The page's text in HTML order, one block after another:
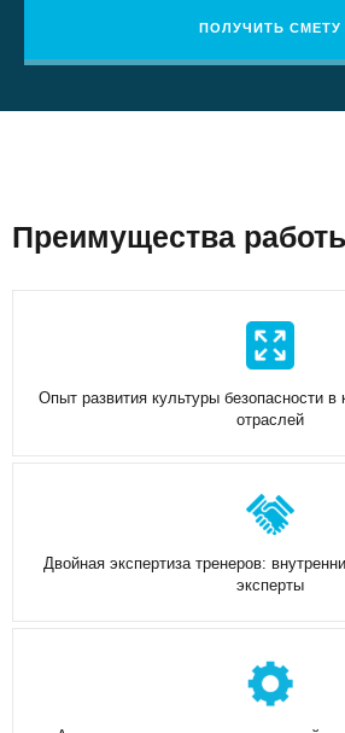
Мотивация в безопасности, плюсы
Роль руководителей и службы ОТ в
ПОЛУЧИТЬ СМЕТУ
Преимущества
Опыт развития культуры безопасности в
отраслей
Двойная экспертиза тренеров:
эксперты